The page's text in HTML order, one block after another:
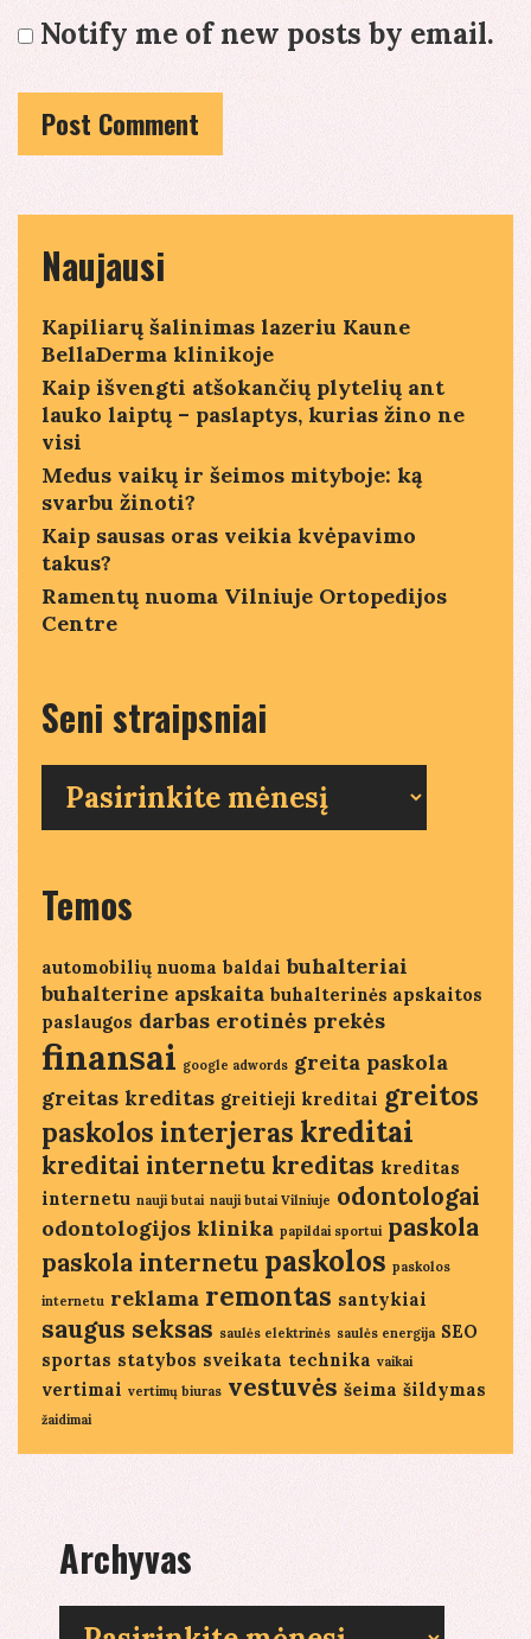
Notify me of new posts by email.
Naujausi
Kapiliarų šalinimas lazeriu Kaune
BellaDerma klinikoje
Kaip išvengti atšokančių plytelių ant
lauko laiptų – paslaptys, kurias žino ne
visi
Medus vaikų ir šeimos mityboje: ką
svarbu žinoti?
Kaip sausas oras veikia kvėpavimo
takus?
Ramentų nuoma Vilniuje Ortopedijos
Centre
Seni straipsniai
straipsniai
Temos
automobilių nuoma baldai buhalteriai
buhalterine apskaita buhalterinės apskaitos
paslaugos darbas erotinės prekės
finansai google adwords greita paskola
greitas kreditas greitieji kreditai greitos
paskolos interjeras kreditai
kreditai internetu kreditas kreditas
internetu nauji butai nauji butai Vilniuje odontologai
odontologijos klinika papildai sportui paskola
paskola internetu paskolos paskolos
internetu reklama remontas santykiai
saugus seksas saulės elektrinės saulės energija SEO
sportas statybos sveikata technika vaikai
vertimai vertimų biuras vestuvės šeima šildymas
žaidimai
Archyvas